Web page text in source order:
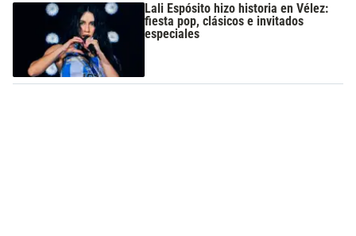
Lali Espósito hizo historia en Vélez:
fiesta pop, clásicos e invitados
especiales